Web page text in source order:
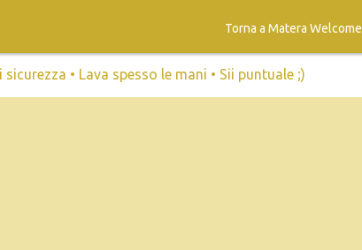
Torna a Matera Welcome
• Lava spesso le mani • Sii puntuale ;)